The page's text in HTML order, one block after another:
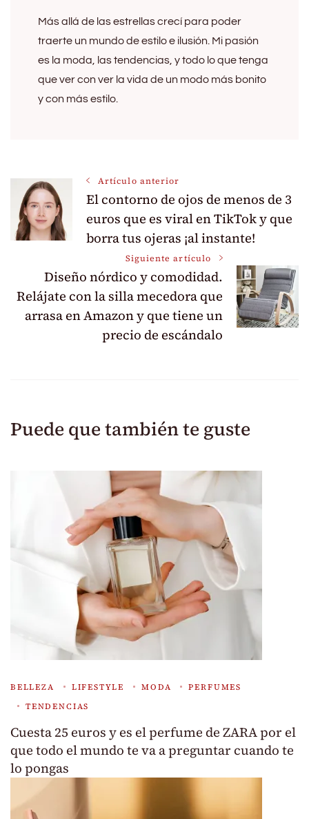
Más allá de las estrellas crecí para poder
traerte un mundo de estilo e ilusión. Mi pasión
es la moda, las tendencias, y todo lo que tenga
que ver con ver la vida de un modo más bonito
y con más estilo.
Navegación
de
entradas
Artículo anterior
El contorno de ojos de menos de 3
euros que es viral en TikTok y que
borra tus ojeras ¡al instante!
Siguiente artículo
Diseño nórdico y comodidad.
Relájate con la silla mecedora que
arrasa en Amazon y que tiene un
precio de escándalo
Puede que también te guste
BELLEZA LIFESTYLE MODA
PERFUMES
TENDENCIAS
Cuesta 25 euros y es el perfume de ZARA por el
que todo el mundo te va a preguntar cuando te
lo pongas